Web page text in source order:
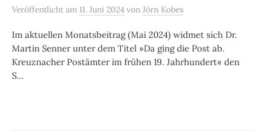
Veröffentlicht am 11. Juni 2024 von Jörn Kobes
Im aktuellen Monatsbeitrag (Mai 2024) widmet sich Dr.
Martin Senner unter dem Titel »Da ging die Post ab.
Kreuznacher Postämter im frühen 19. Jahrhundert« den
S...